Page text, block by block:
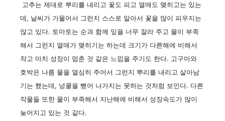
고추는 제대로 뿌리를 내리고 꽃도 피고 열매도 맺히고는 있는
데, 날씨가 가물어서 그런지 스스로 알아서 꽃을 많이 피우지는
않고 있다. 토마토는 순과 함께 잎을 너무 잘라 주고 물이 부족
해서 그런지 열매가 맺히기는 하는데 크기가 다른해에 비해서
작고 마치 성장이 멈춘 것 같은 느낌을 주기도 한다. 고구마와
호박은 나름 물을 열심히 주어서 그런지 뿌리를 내리고 살아남
기는 했는데, 넝쿨을 뻗어 나가지는 못하는 것처럼 보인다. 다른
작물들 또한 물이 부족해서 지난해에 비해서 성장속도가 많이
늦어지고 있는 것 같다.